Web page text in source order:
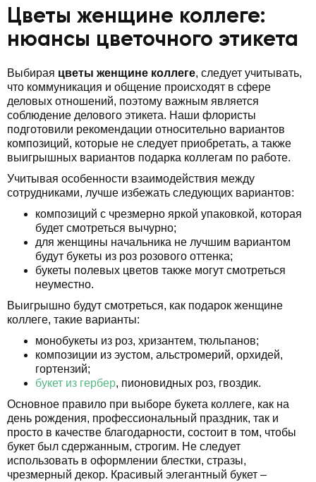
Цветы женщине коллеге:
нюансы цветочного этикета
Выбирая цветы женщине коллеге, следует учитывать,
что коммуникация и общение происходят в сфере
деловых отношений, поэтому важным является
соблюдение делового этикета. Наши флористы
подготовили рекомендации относительно вариантов
композиций, которые не следует приобретать, а также
выигрышных вариантов подарка коллегам по работе.
Учитывая особенности взаимодействия между
сотрудниками, лучше избежать следующих вариантов:
композиций с чрезмерно яркой упаковкой, которая
будет смотреться вычурно;
для женщины начальника не лучшим вариантом
будут букеты из роз розового оттенка;
букеты полевых цветов также могут смотреться
неуместно.
Выигрышно будут смотреться, как подарок женщине
коллеге, такие варианты:
монобукеты из роз, хризантем, тюльпанов;
композиции из эустом, альстромерий, орхидей,
гортензий;
букет из гербер, пионовидных роз, гвоздик.
Основное правило при выборе букета коллеге, как на
день рождения, профессиональный праздник, так и
просто в качестве благодарности, состоит в том, чтобы
букет был сдержанным, строгим. Не следует
использовать в оформлении блестки, стразы,
чрезмерный декор. Красивый элегантный букет –